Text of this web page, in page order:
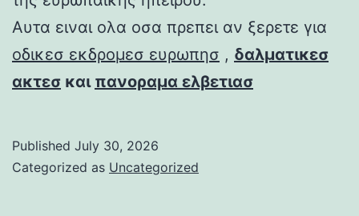
Αυτα ειναι ολα οσα πρεπει αν ξερετε για
οδικεσ εκδρομεσ ευρωπησ , δαλματικεσ
ακτεσ και πανοραμα ελβετιασ
Published July 30, 2026
Categorized as Uncategorized